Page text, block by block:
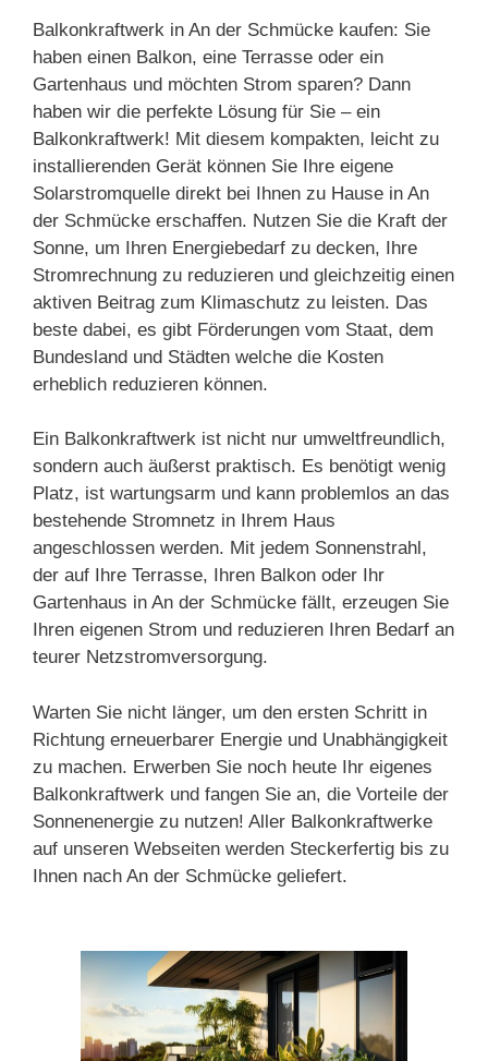
Balkonkraftwerk in An der Schmücke kaufen: Sie
haben einen Balkon, eine Terrasse oder ein
Gartenhaus und möchten Strom sparen? Dann
haben wir die perfekte Lösung für Sie – ein
Balkonkraftwerk! Mit diesem kompakten, leicht zu
installierenden Gerät können Sie Ihre eigene
Solarstromquelle direkt bei Ihnen zu Hause in An
der Schmücke erschaffen. Nutzen Sie die Kraft der
Sonne, um Ihren Energiebedarf zu decken, Ihre
Stromrechnung zu reduzieren und gleichzeitig einen
aktiven Beitrag zum Klimaschutz zu leisten. Das
beste dabei, es gibt Förderungen vom Staat, dem
Bundesland und Städten welche die Kosten
erheblich reduzieren können.
Ein Balkonkraftwerk ist nicht nur umweltfreundlich,
sondern auch äußerst praktisch. Es benötigt wenig
Platz, ist wartungsarm und kann problemlos an das
bestehende Stromnetz in Ihrem Haus
angeschlossen werden. Mit jedem Sonnenstrahl,
der auf Ihre Terrasse, Ihren Balkon oder Ihr
Gartenhaus in An der Schmücke fällt, erzeugen Sie
Ihren eigenen Strom und reduzieren Ihren Bedarf an
teurer Netzstromversorgung.
Warten Sie nicht länger, um den ersten Schritt in
Richtung erneuerbarer Energie und Unabhängigkeit
zu machen. Erwerben Sie noch heute Ihr eigenes
Balkonkraftwerk und fangen Sie an, die Vorteile der
Sonnenenergie zu nutzen! Aller Balkonkraftwerke
auf unseren Webseiten werden Steckerfertig bis zu
Ihnen nach An der Schmücke geliefert.